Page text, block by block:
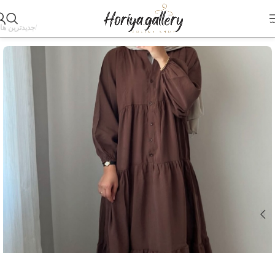
Skip to main content
جدیدترین ها